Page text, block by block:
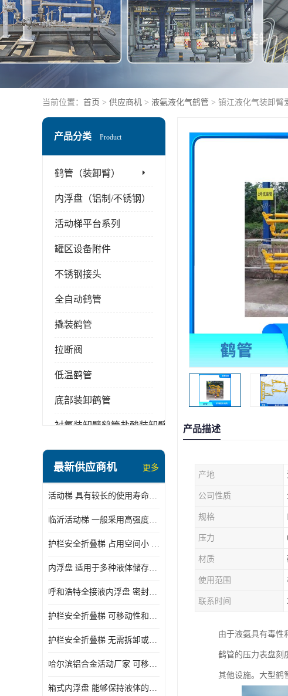
当前位置： 首页 > 供应商机 > 液氨液化气鹤管 > 镇江液化气装卸臂
产品分类 Product
鹤管（装卸臂）
内浮盘（铝制/不锈钢）
活动梯平台系列
罐区设备附件
不锈钢接头
全自动鹤管
撬装鹤管
拉断阀
低温鹤管
底部装卸鹤管
衬氟装卸臂鹤管盐酸装卸臂
顶部装卸车鹤管
液氨液化气鹤管
定量装车系统
最新供应商机 更多
活动梯 具有较长的使用寿命和耐用性 一般采用高强度材料制造
临沂活动梯 一般采用高强度材料制造 可以用于多种不同的任务
护栏安全折叠梯 占用空间小 方便存放和搬运
内浮盘 适用于多种液体储存和运输 能够降低运输成本和维护成本
呼和浩特全接液内浮盘 密封性能好 有效保护液体质量
护栏安全折叠梯 可移动性和安全性较高 占用空间小
护栏安全折叠梯 无需拆卸或重新安装 占用空间小
哈尔滨铝合金活动厂家 可移动性和安全性较高 占用空间小
箱式内浮盘 能够保持液体的密闭状态 适用于多种液体储存和运输
产品描述
产地
公司性质
规格
压力
材质
使用范围
联系时间
由于液氨具有毒性
鹤管的压力表盘刻
其他设施。大型鹤